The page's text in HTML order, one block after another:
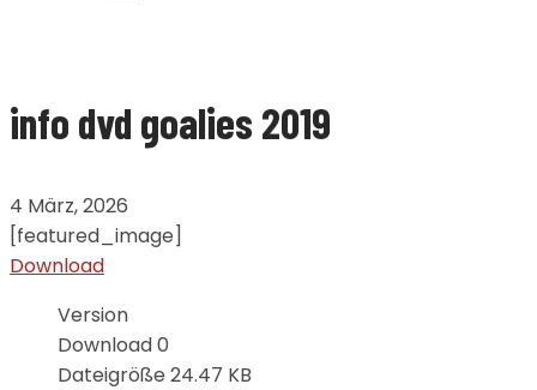
info dvd goalies 2019
4 März, 2026
[featured_image]
Download
Version
Download0
Dateigröße 24.47 KB